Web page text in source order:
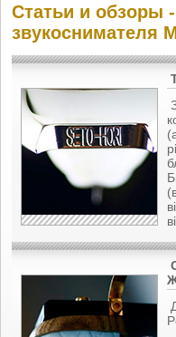
Статьи и обзоры
звукоснимателя